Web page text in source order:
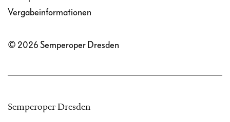
Vergabeinformationen
© 2026 Semperoper Dresden
Semperoper Dresden